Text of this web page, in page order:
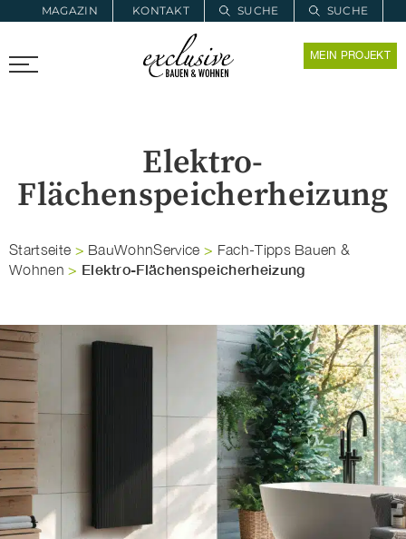
MAGAZIN KONTAKT SUCHE
SUCHE
PROARCHITEC PROINSTALL MEIN PROJEKT
Elektro-
Flächenspeicherheizung
Startseite > BauWohnService > Fach-Tipps Bauen &
Wohnen > Elektro-Flächenspeicherheizung